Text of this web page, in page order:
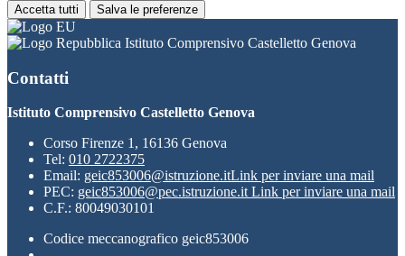
Accetta tutti Salva le preferenze
Istituto Comprensivo Castelletto Genova
Contatti
Istituto Comprensivo Castelletto Genova
Corso Firenze 1, 16136 Genova
Tel: 010 2722375
Email: geic853006@istruzione.itLink per inviare una mail
PEC: geic853006@pec.istruzione.it Link per inviare una mail
C.F.: 80049030101
Codice meccanografico geic853006